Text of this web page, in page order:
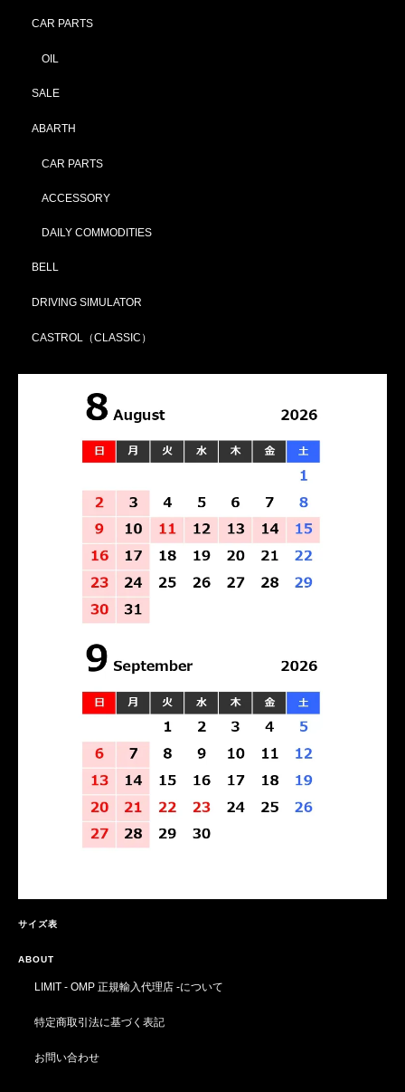
CAR PARTS
OIL
SALE
ABARTH
CAR PARTS
ACCESSORY
DAILY COMMODITIES
BELL
DRIVING SIMULATOR
CASTROL（CLASSIC）
サイズ表
ABOUT
LIMIT - OMP 正規輸入代理店 -について
特定商取引法に基づく表記
お問い合わせ